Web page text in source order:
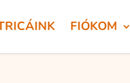
FIÓKOM